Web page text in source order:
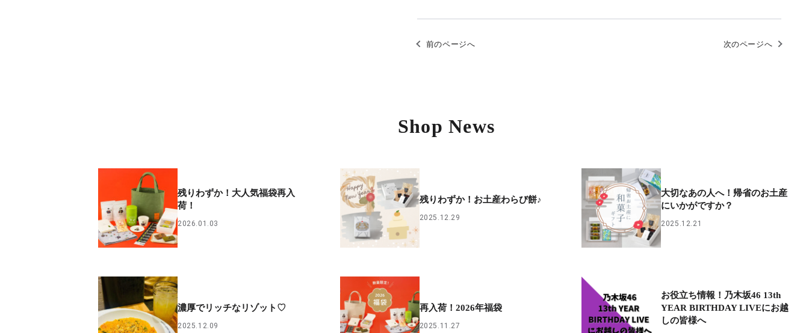
前のページへ 次のページへ
Shop News
残りわずか！大人気福袋再入
荷！
2026.01.03
残りわずか！お土産わらび餅♪
2025.12.29
大切なあの人へ！帰省のお土産
にいかがですか？
2025.12.21
濃厚でリッチなリゾット♡
2025.12.09
再入荷！2026年福袋
2025.11.27
お役立ち情報！乃木坂46 13th
YEAR BIRTHDAY LIVEにお越
しの皆様へ